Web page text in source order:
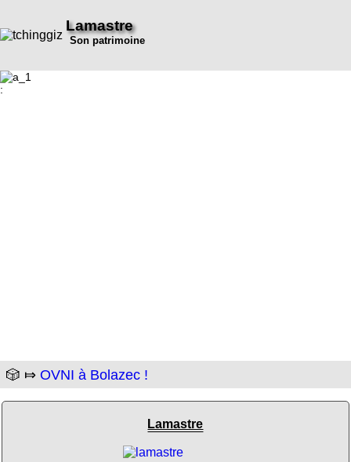
Lamastre
Son patrimoine
:
🎲 ⤇ OVNI à Bolazec !
Lamastre